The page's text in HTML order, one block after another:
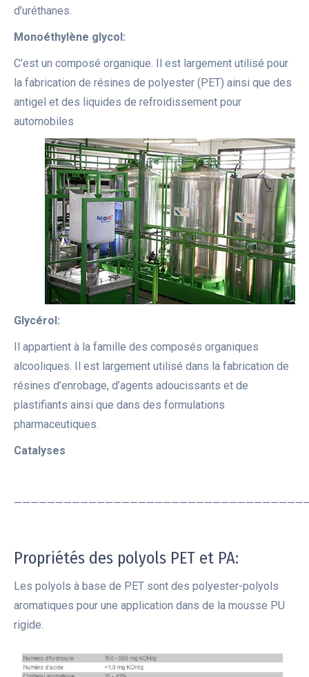
d’uréthanes.
Monoéthylène glycol:
C’est un composé organique. Il est largement utilisé pour
la fabrication de résines de polyester (PET) ainsi que des
antigel et des liquides de refroidissement pour
automobiles
Glycérol:
Il appartient à la famille des composés organiques
alcooliques. Il est largement utilisé dans la fabrication de
résines d’enrobage, d’agents adoucissants et de
plastifiants ainsi que dans des formulations
pharmaceutiques.
Catalyses
Propriétés des polyols PET et PA:
Les polyols à base de PET sont des polyester-polyols
aromatiques pour une application dans de la mousse PU
rigide.